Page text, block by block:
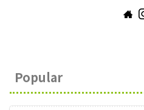
Popular